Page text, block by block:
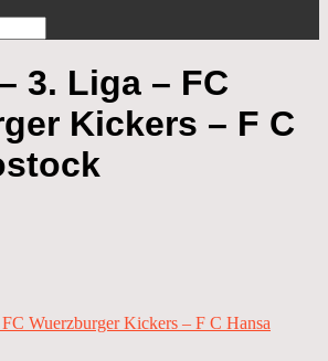
3. Liga – FC
Kickers – F C